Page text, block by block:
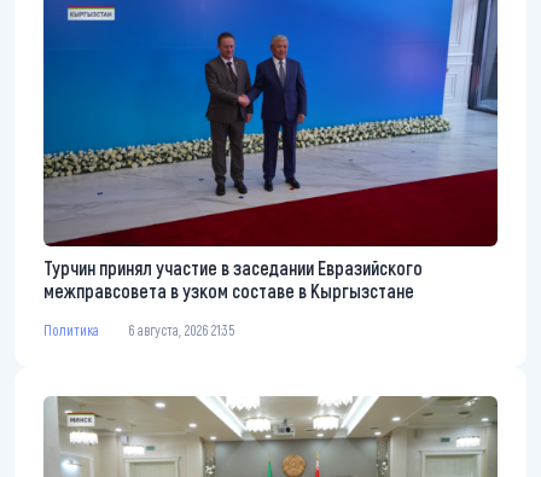
Турчин принял участие в заседании Евразийского
межправсовета в узком составе в Кыргызстане
Политика 6 августа, 2026 21:35